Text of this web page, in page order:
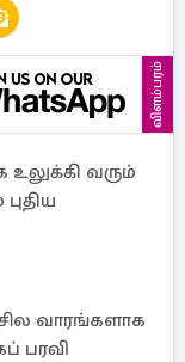
விளம்பரம்
வரும்
வாரங்களாக
பரவி